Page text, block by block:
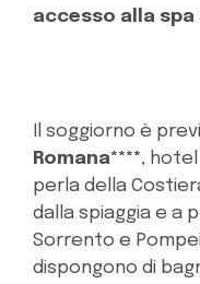
accesso alla spa
Il soggiorno è
Romana****, hotel
perla della
dalla spiaggia e a
Sorrento e
dispongono di